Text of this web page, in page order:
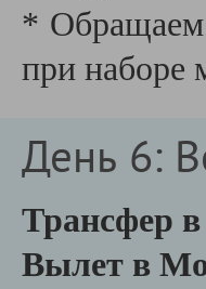
* Обращаем
при наборе
День 6:
Трансфер в
Вылет в